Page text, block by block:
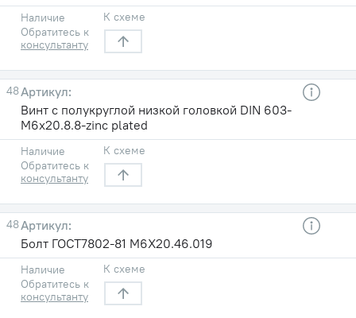
Наличие
Обратитесь к
консультанту
К схеме
48
Винт с полукруглой низкой головкой DIN 603-
M6x20.8.8-zinc plated
Наличие
Обратитесь к
консультанту
К схеме
48
Болт ГОСТ7802-81 М6X20.46.019
Наличие
Обратитесь к
консультанту
К схеме